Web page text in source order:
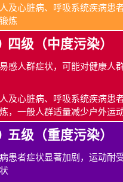
及心脏病、呼吸系统疾病患
炼
四级（中度污染）
感人群症状，可能对健康人
及心脏病、呼吸系统疾病患
，一般人群适量减少户外运
五级（重度污染）
患者症状显著加剧，运动耐